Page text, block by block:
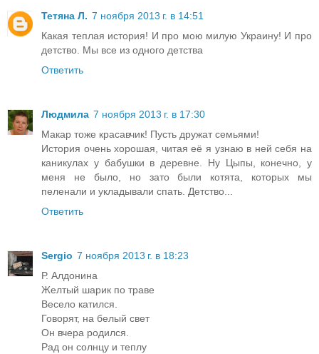
Тетяна Л. 7 ноября 2013 г. в 14:51
Какая теплая история! И про мою милую Украину! И про
детство. Мы все из одного детства
Ответить
Людмила 7 ноября 2013 г. в 17:30
Макар тоже красавчик! Пусть дружат семьями!
История очень хорошая, читая её я узнаю в ней себя на
каникулах у бабушки в деревне. Ну Цыпы, конечно, у
меня не было, но зато были котята, которых мы
пеленали и укладывали спать. Детство...
Ответить
Sergio 7 ноября 2013 г. в 18:23
Р. Алдонина
Желтый шарик по траве
Весело катился.
Говорят, на белый свет
Он вчера родился.
Рад он солнцу и теплу